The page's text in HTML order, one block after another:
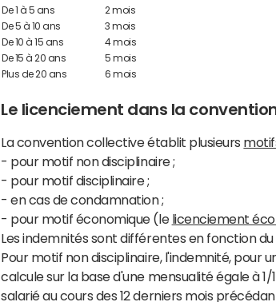
De 1 à 5 ans
2 mois
De 5 à 10 ans
3 mois
De 10 à 15 ans
4 mois
De 15 à 20 ans
5 mois
Plus de 20 ans
6 mois
Le licenciement dans la
La convention collective établit plusieurs
- pour motif non disciplinaire ;
- pour motif disciplinaire ;
- en cas de condamnation ;
- pour motif économique (le licenciement
Les indemnités sont différentes en fonction
Pour motif non disciplinaire, l'indemnité, pour
calcule sur la base d'une mensualité égale à
salarié au cours des 12 derniers mois